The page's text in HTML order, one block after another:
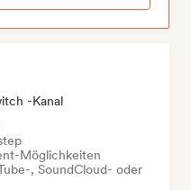
-Kanal
Möglichkeiten
, SoundCloud- oder